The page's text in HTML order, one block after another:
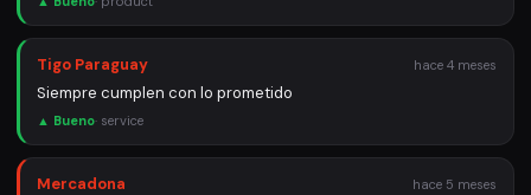
Tigo Paraguay hace 4 meses
Siempre cumplen con lo prometido
▲ Bueno· service
Mercadona hace 5 meses